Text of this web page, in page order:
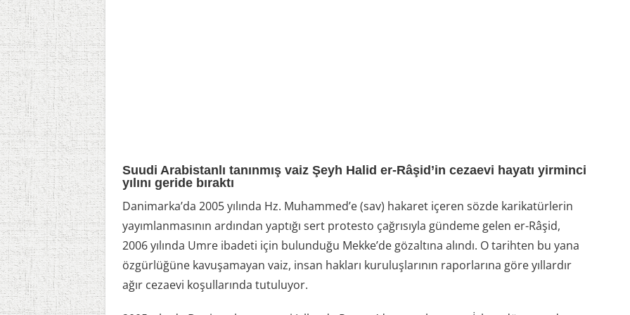
Suudi Arabistanlı tanınmış vaiz Şeyh Halid er-Râşid’in cezaevi hayatı yirminci
yılını geride bıraktı
Danimarka’da 2005 yılında Hz. Muhammed’e (sav) hakaret içeren sözde karikatürlerin
yayımlanmasının ardından yaptığı sert protesto çağrısıyla gündeme gelen er-Râşid,
2006 yılında Umre ibadeti için bulunduğu Mekke’de gözaltına alındı. O tarihten bu yana
özgürlüğüne kavuşamayan vaiz, insan hakları kuruluşlarının raporlarına göre yıllardır
ağır cezaevi koşullarında tutuluyor.